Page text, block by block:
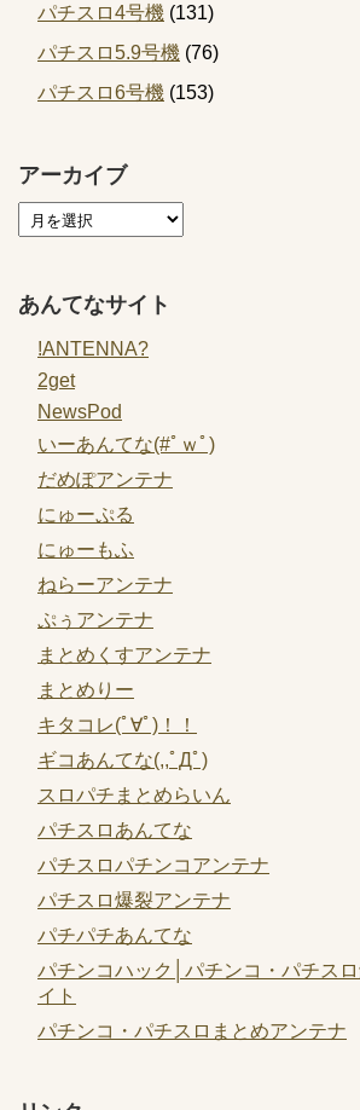
パチスロ4号機 (131)
パチスロ5.9号機 (76)
パチスロ6号機 (153)
アーカイブ
あんてなサイト
!ANTENNA?
2get
NewsPod
いーあんてな(#ﾟｗﾟ)
だめぽアンテナ
にゅーぷる
にゅーもふ
ねらーアンテナ
ぷぅアンテナ
まとめくすアンテナ
まとめりー
キタコレ(ﾟ∀ﾟ)！！
ギコあんてな(,,ﾟДﾟ)
スロパチまとめらいん
パチスロあんてな
パチスロパチンコアンテナ
パチスロ爆裂アンテナ
パチパチあんてな
パチンコハック│パチンコ・パチス
イト
パチンコ・パチスロまとめアンテナ